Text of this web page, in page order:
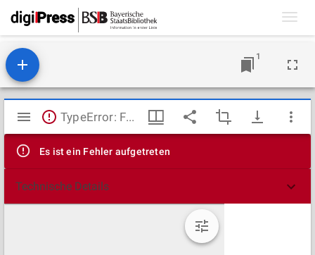
1
Mirador
Viewer
TypeError: Failed to fetch
Es ist ein Fehler aufgetreten
Technische Details